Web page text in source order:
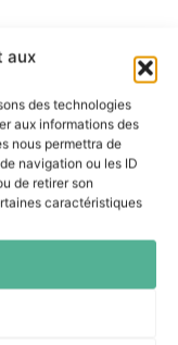
aux
des technologies
aux informations des
nous permettra de
navigation ou les ID
de retirer son
caractéristiques
d’IA
décisions